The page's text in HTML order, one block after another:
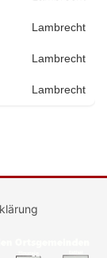
Lambrecht
Lambrecht
Lambrecht